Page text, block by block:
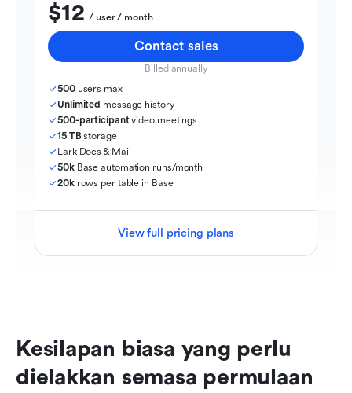
$12
  / user / month
Contact sales
Billed annually
500 users max
Unlimited message history
500-participant video meetings
15 TB storage
Lark Docs & Mail
50k Base automation runs/month
20k rows per table in Base
View full pricing plans
Kesilapan biasa yang perlu
dielakkan semasa permulaan